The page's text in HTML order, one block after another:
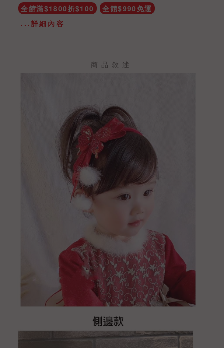
全館滿$1800折$100
全館$990免運
...詳細內容
商品敘述